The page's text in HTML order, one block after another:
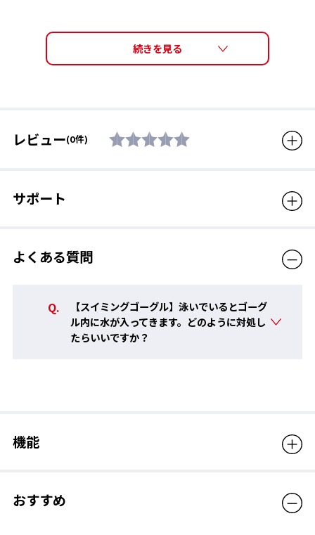
肌にやさしく柔らかいシリコーン素材を使用。長時間の使用でも
痛くなりにくい。
ックを解除することで長さの調整が可能。
(くもり止めレンズ)、ミラーレ
ンズ
カーボネート、鼻ベルト : エラ
ストマー、ベルト : エラストマ
付属品
対象年齢
レビュー(0件)
サポート
よくある質問
【スイミングゴーグル】泳いでいるとゴーグ
ル内に水が入ってきます。どのように対処し
たらいいですか？
機能
おすすめ